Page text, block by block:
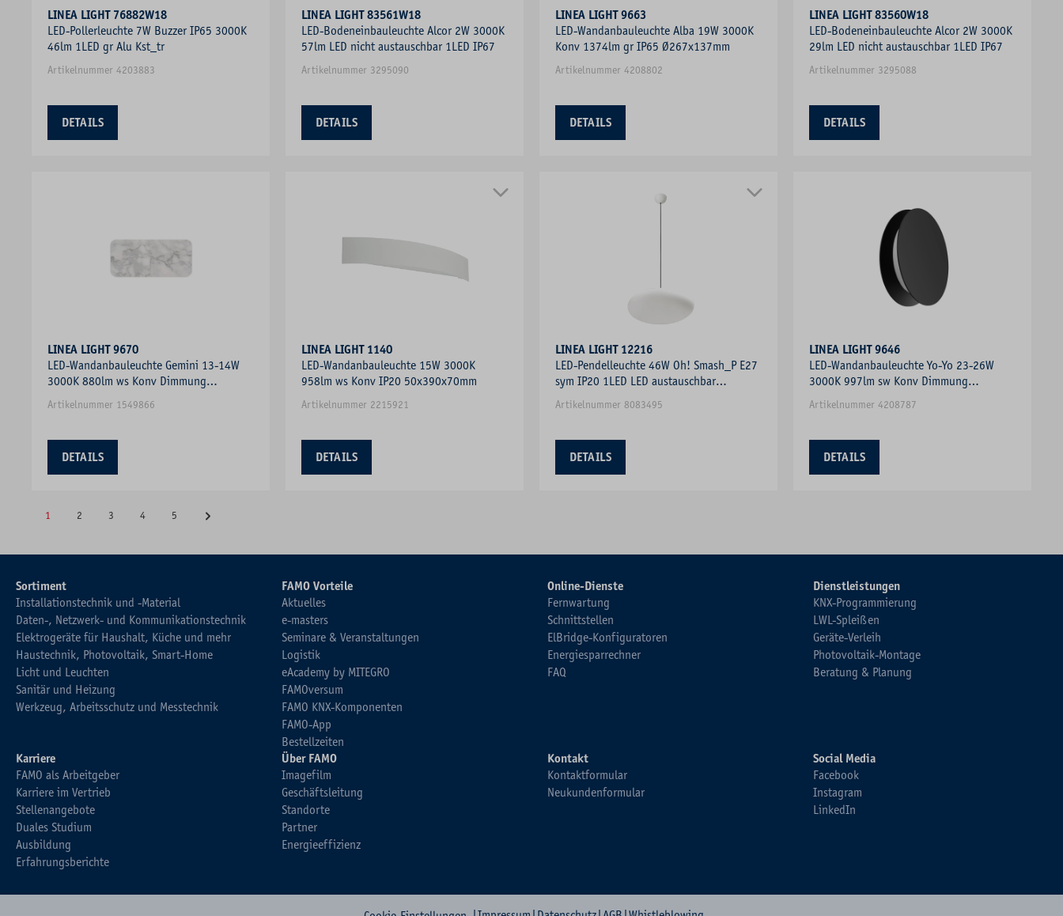
LINEA LIGHT 76882W18
LED-Pollerleuchte 7W Buzzer IP65 3000K
46lm 1LED gr Alu Kst_tr
Artikelnummer 4203883
DETAILS
LINEA LIGHT 83561W18
LED-Bodeneinbauleuchte Alcor 2W 3000K
57lm LED nicht austauschbar 1LED IP67
Artikelnummer 3295090
DETAILS
LINEA LIGHT 9663
LED-Wandanbauleuchte Alba 19W 3000K
Konv 1374lm gr IP65 Ø267x137mm
Artikelnummer 4208802
DETAILS
LINEA LIGHT 83560W18
LED-Bodeneinbauleuchte Alcor 2W 3000K
29lm LED nicht austauschbar 1LED IP67
Artikelnummer 3295088
DETAILS
LINEA LIGHT 9670
LED-Wandanbauleuchte Gemini 13-14W
3000K 880lm ws Konv Dimmung
Phasenanschnitt
Artikelnummer 1549866
DETAILS
LINEA LIGHT 1140
LED-Wandanbauleuchte 15W 3000K
958lm ws Konv IP20 50x390x70mm
Artikelnummer 2215921
DETAILS
LINEA LIGHT 12216
LED-Pendelleuchte 46W Oh! Smash_P E27
sym IP20 1LED LED austauschbar
Ø550mm
Artikelnummer 8083495
DETAILS
LINEA LIGHT 9646
LED-Wandanbauleuchte Yo-Yo 23-26W
3000K 997lm sw Konv Dimmung
Phasenabschnitt
Artikelnummer 4208787
DETAILS
1 2 3 4 5
Sortiment
Installationstechnik und -Material
Daten-, Netzwerk- und Kommunikationstechnik
Elektrogeräte für Haushalt, Küche und mehr
Haustechnik, Photovoltaik, Smart-Home
Licht und Leuchten
Sanitär und Heizung
Werkzeug, Arbeitsschutz und Messtechnik
FAMO Vorteile
Aktuelles
e-masters
Seminare & Veranstaltungen
Logistik
eAcademy by MITEGRO
FAMOversum
FAMO KNX-Komponenten
FAMO-App
Bestellzeiten
Online-Dienste
Fernwartung
Schnittstellen
ElBridge-Konfiguratoren
Energiesparrechner
FAQ
Dienstleistungen
KNX-Programmierung
LWL-Spleißen
Geräte-Verleih
Photovoltaik-Montage
Beratung & Planung
Karriere
FAMO als Arbeitgeber
Karriere im Vertrieb
Stellenangebote
Duales Studium
Ausbildung
Erfahrungsberichte
Über FAMO
Imagefilm
Geschäftsleitung
Standorte
Partner
Energieeffizienz
Kontakt
Kontaktformular
Neukundenformular
Social Media
Facebook
Instagram
LinkedIn